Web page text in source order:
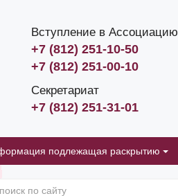
Вступление в Ассоциацию
+7 (812) 251-10-50
+7 (812) 251-00-10
Секретариат
+7 (812) 251-31-01
подлежащая раскрытию